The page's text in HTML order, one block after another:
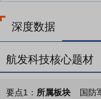
深度数据
航发科技核心题材
要点1： 所属板块 国防